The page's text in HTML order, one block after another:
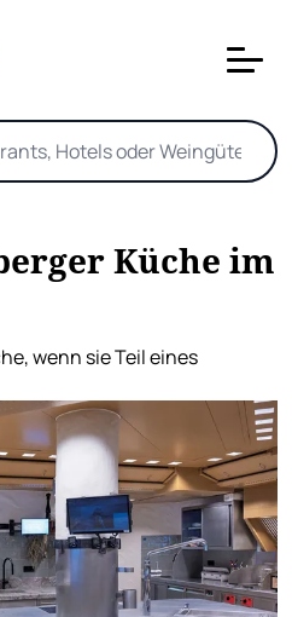
Küche im
wenn sie Teil eines